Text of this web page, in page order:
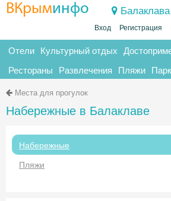
ВКрыминфо Балаклава
Вход Регистрация
Отели Культурный отдых
Рестораны Развлечения Пляжи
Места для прогулок
Набережные в Балаклаве
Набережные
Пляжи